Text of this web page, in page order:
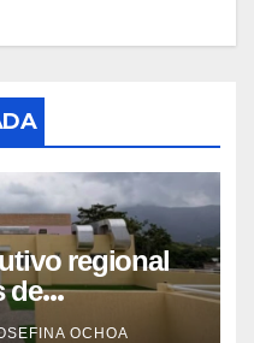
regional
de
OCHOA